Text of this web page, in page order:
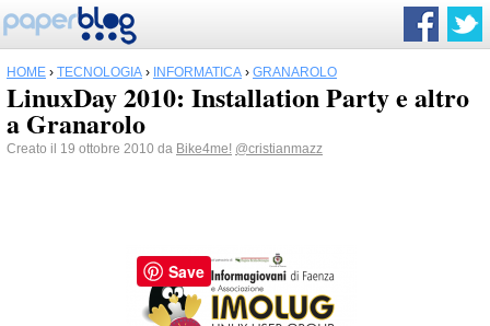
HOME › TECNOLOGIA › INFORMATICA › GRANAROLO
LinuxDay 2010: Installation Party e altro
a Granarolo
Creato il 19 ottobre 2010 da Bike4me! @cristianmazz
Save